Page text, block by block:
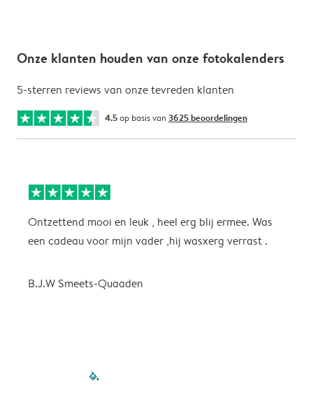
Onze klanten houden van onze fotokalenders
5-sterren reviews van onze tevreden klanten
4.5op basis van 3625 beoordelingen
Ontzettend mooi en leuk , heel erg blij ermee. Was
een cadeau voor mijn vader ,hij wasxerg verrast .
B.J.W Smeets-Quaaden
filled-pagination